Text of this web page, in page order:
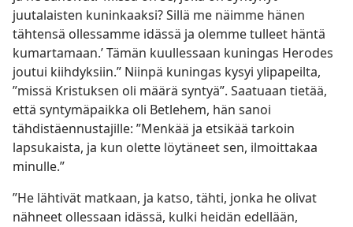
juutalaisten kuninkaaksi? Sillä me näimme hänen
tähtensä ollessamme idässä ja olemme tulleet häntä
kumartamaan.’ Tämän kuullessaan kuningas Herodes
joutui kiihdyksiin.” Niinpä kuningas kysyi ylipapeilta,
”missä Kristuksen oli määrä syntyä”. Saatuaan tietää,
että syntymäpaikka oli Betlehem, hän sanoi
tähdistäennustajille: ”Menkää ja etsikää tarkoin
lapsukaista, ja kun olette löytäneet sen, ilmoittakaa
minulle.”
”He lähtivät matkaan, ja katso, tähti, jonka he olivat
nähneet ollessaan idässä, kulki heidän edellään,